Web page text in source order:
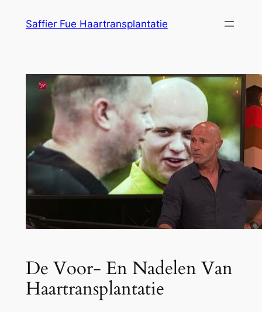
Saffier Fue Haartransplantatie
De Voor- En Nadelen Van
Haartransplantatie